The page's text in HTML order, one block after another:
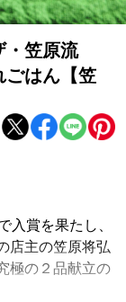
・笠原流
ごはん【笠
入賞を果たし、
店主の笠原将弘
極の２品献立の